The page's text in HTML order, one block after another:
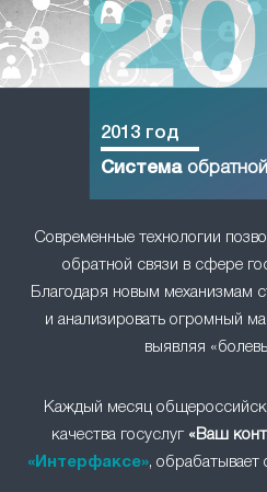
Современные технологии
обратной связи в сфере
Благодаря новым механизмам
и анализировать огромный
выявляя
2013 год
Система
Каждый месяц
качества госуслуг «Ваш
«Интерфаксе», обрабатывает